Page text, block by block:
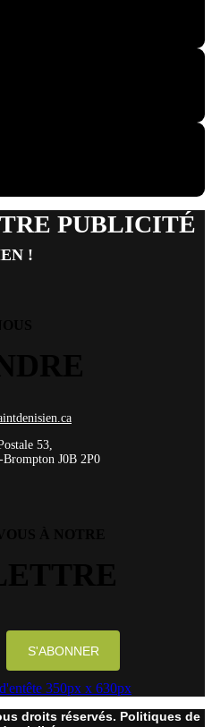
PUBLICITÉ
!
53,
Brompton J0B 2P0
droits réservés. Politiques de